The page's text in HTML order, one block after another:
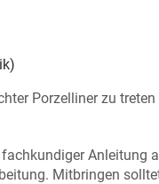
Porzelliner zu
Anleitung
Mitbringen